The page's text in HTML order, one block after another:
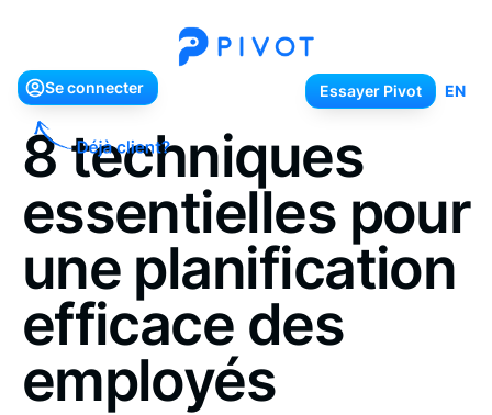
Se connecter
Se connecter Essayer Pivot
Essayer Pivot EN
8 techniques
essentielles pour
une planification
efficace des
employés